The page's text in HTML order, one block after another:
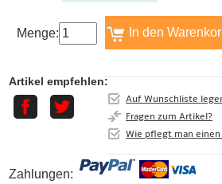
Menge:
Artikel empfehlen:
Auf Wunschliste
Fragen zum Artikel?
Wie pflegt man einen
Zahlungen: